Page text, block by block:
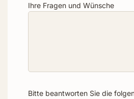
Ihre Fragen und Wünsche
Bitte beantworten Sie die